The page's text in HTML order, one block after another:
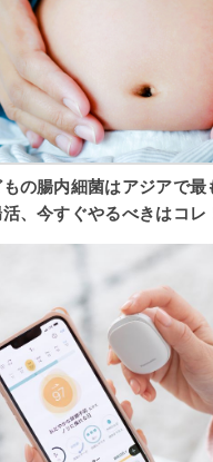
もの腸内細菌はアジアで
、今すぐやるべきはコレ